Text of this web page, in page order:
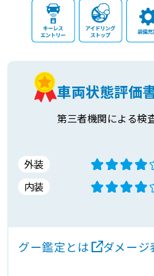
車両状態評価
第三者機関による検
外装
内装
グー鑑定とは ダメージ